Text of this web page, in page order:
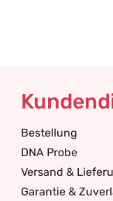
Bestellung
DNA Probe
Versand &
Garantie &